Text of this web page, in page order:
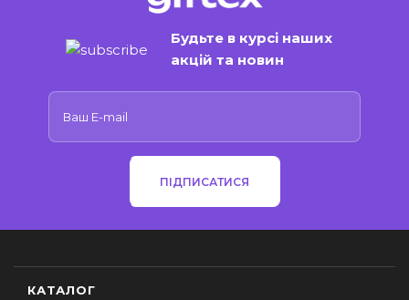
Будьте в курсі наших
акцій та новин
ПІДПИСАТИСЯ
КАТАЛОГ